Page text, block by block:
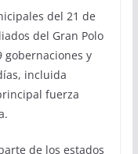
del 21 de
del Gran Polo
gobernaciones y
incluida
fuerza
de los estados